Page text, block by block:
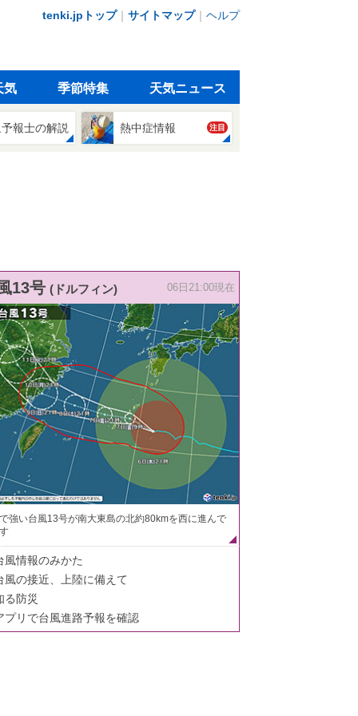
tenki.jpトップ｜ サイトマップ｜ ヘルプ
気 季節特集 天気ニュース
報士の解説 熱中症情報 注目
13号 (ドルフィン) 06日21:00現在
強い台風13号が南大東島の北約80kmを西に進んで
風情報のみかた
風の接近、上陸に備えて
る防災
プリで台風進路予報を確認